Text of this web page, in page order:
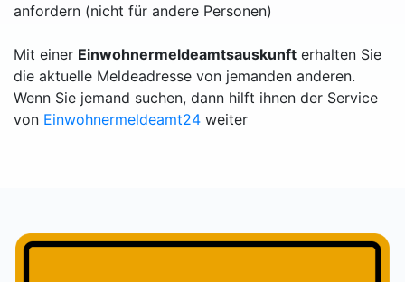
anfordern (nicht für andere Personen)
Mit einer Einwohnermeldeamtsauskunft erhalten Sie
die aktuelle Meldeadresse von jemanden anderen.
Wenn Sie jemand suchen, dann hilft ihnen der Service
von Einwohnermeldeamt24 weiter